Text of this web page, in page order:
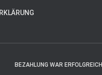
BEZAHLUNG WAR ERFOLGREICH